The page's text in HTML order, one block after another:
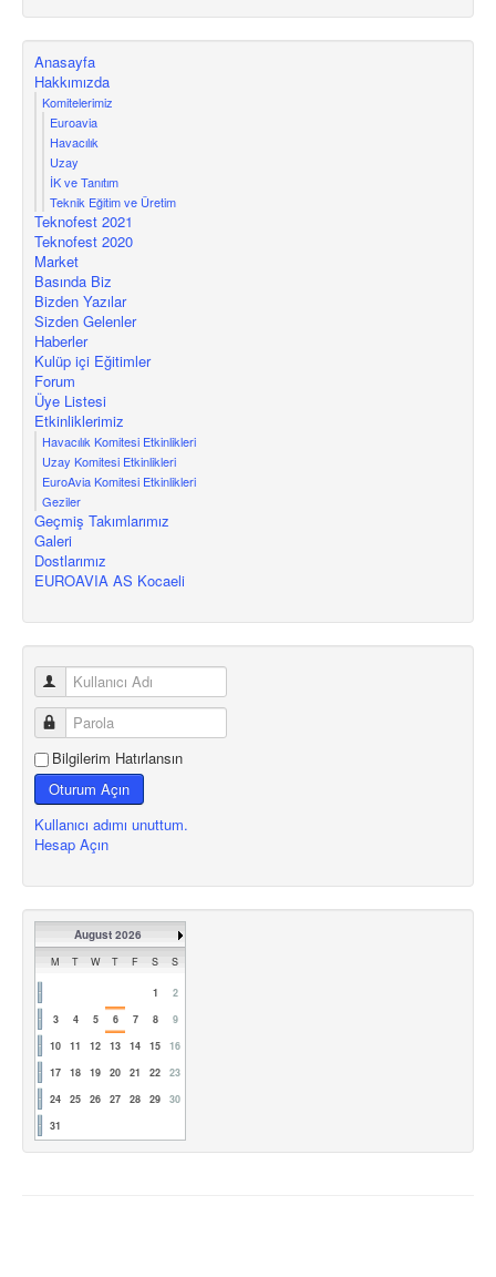
Anasayfa
Hakkımızda
Komitelerimiz
Euroavia
Havacılık
Uzay
İK ve Tanıtım
Teknik Eğitim ve Üretim
Teknofest 2021
Teknofest 2020
Market
Basında Biz
Bizden Yazılar
Sizden Gelenler
Haberler
Kulüp içi Eğitimler
Forum
Üye Listesi
Etkinliklerimiz
Havacılık Komitesi Etkinlikleri
Uzay Komitesi Etkinlikleri
EuroAvia Komitesi Etkinlikleri
Geziler
Geçmiş Takımlarımız
Galeri
Dostlarımız
EUROAVIA AS Kocaeli
Bilgilerim Hatırlansın
Oturum Açın
Kullanıcı adımı unuttum.
Hesap Açın
August 2026
M T W T F S S
1
2
3
4 5 6 7 8
9
10
11 12 13 14 15
16
17
18 19 20 21 22
23
24
25 26 27 28 29
30
31